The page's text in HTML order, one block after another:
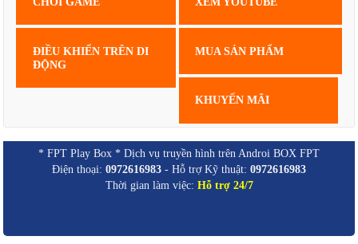
ĐIỀU KHIỂN TRÊN DI
ĐỘNG
MUA SẢN PHẨM
KHUYẾN MÃI
* FPT Play Box * Dịch vụ truyền hình trên Androi BOX FPT
Điện thoại: 0972616983 - Hỗ trợ Kỹ thuật: 0972616983
Thời gian làm việc: Hỗ trợ 24/7